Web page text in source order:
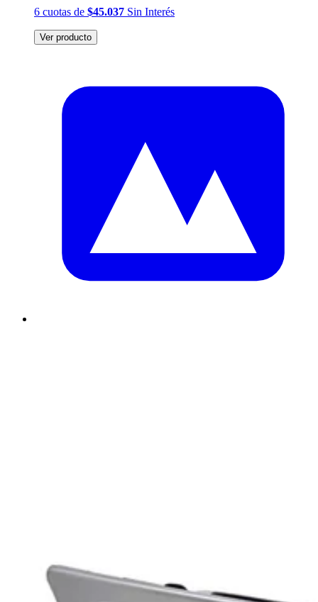
6 cuotas de $45.037 Sin Interés
Ver producto